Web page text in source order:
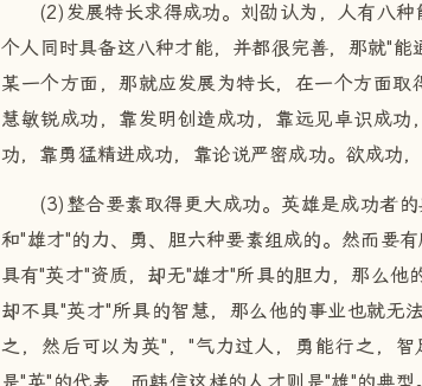
(2)发展特长求得成功。刘劭认为，人有八
个人同时具备这八种才能，并都很完善，那就"
某一个方面，那就应发展为特长，在一个方面
慧敏锐成功，靠发明创造成功，靠远见卓识成
功，靠勇猛精进成功，靠论说严密成功。欲成功
(3)整合要素取得更大成功。英雄是成功者
和"雄才"的力、勇、胆六种要素组成的。然而要
具有"英才"资质，却无"雄才"所具的胆力，那么他
却不具"英才"所具的智慧，那么他的事业也就无
之，然后可以为英"，"气力过人，勇能行之，